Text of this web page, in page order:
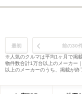
最初 前の30
※人気のクルマは平均1ヶ月で掲
物件数合計1万台以上のメーカー
以上のメーカーのうち、掲載が